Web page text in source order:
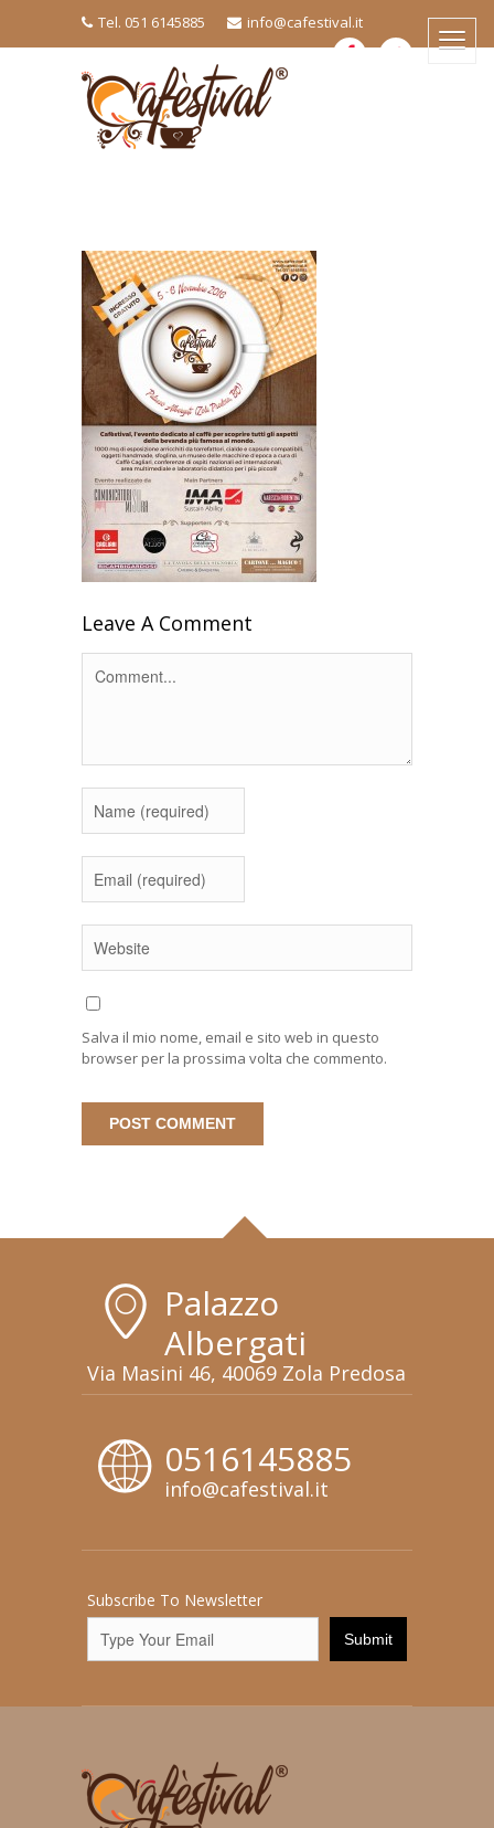
Tel. 051 6145885 info@cafestival.it
Leave A Comment
Salva il mio nome, email e sito web in questo
browser per la prossima volta che commento.
Palazzo
Albergati
Via Masini 46, 40069 Zola Predosa
0516145885
info@cafestival.it
Subscribe To Newsletter